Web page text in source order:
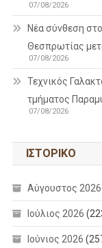
07/08/2026
Νέα σύνθεση
Θεσπρωτίας
07/08/2026
Τεχνικός
τμήματος
07/08/2026
ΙΣΤΟΡΙΚΌ
Αύγουστος 2026
Ιούλιος 2026
Ιούνιος 2026